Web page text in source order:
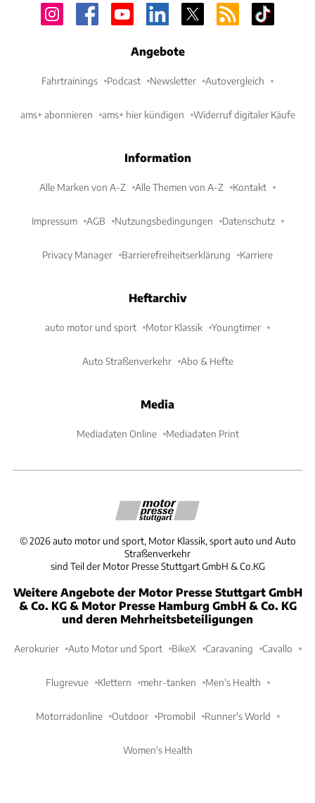
Angebote
Fahrtrainings Podcast Newsletter Autovergleich
ams+ abonnieren ams+ hier kündigen Widerruf digitaler Käufe
Information
Alle Marken von A-Z Alle Themen von A-Z Kontakt
Impressum AGB Nutzungsbedingungen Datenschutz
Privacy Manager Barrierefreiheitserklärung Karriere
Heftarchiv
auto motor und sport Motor Klassik Youngtimer
Auto Straßenverkehr Abo & Hefte
Media
Mediadaten Online Mediadaten Print
©2026 auto motor und sport, Motor Klassik, sport auto und Auto
Straßenverkehr
sind Teil der Motor Presse Stuttgart GmbH & Co.KG
Weitere Angebote der Motor Presse Stuttgart GmbH
& Co. KG & Motor Presse Hamburg GmbH & Co. KG
und deren Mehrheitsbeteiligungen
Aerokurier Auto Motor und Sport BikeX Caravaning Cavallo
Flugrevue Klettern mehr-tanken Men's Health
Motorradonline Outdoor Promobil Runner's World
Women's Health